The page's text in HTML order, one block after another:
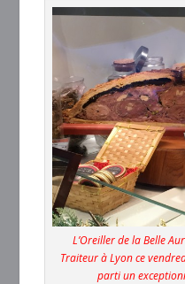
L’Oreiller de la Belle
Traiteur à Lyon ce
parti un